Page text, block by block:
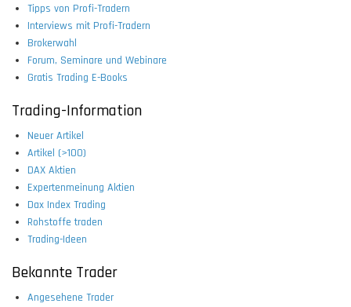
Tipps von Profi-Tradern
Interviews mit Profi-Tradern
Brokerwahl
Forum, Seminare und Webinare
Gratis Trading E-Books
Trading-Information
Neuer Artikel
Artikel (>100)
DAX Aktien
Expertenmeinung Aktien
Dax Index Trading
Rohstoffe traden
Trading-Ideen
Bekannte Trader
Angesehene Trader